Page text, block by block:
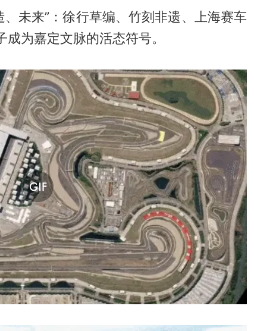
未来”：徐行草编、竹刻非遗、上海赛车
为嘉定文脉的活态符号。